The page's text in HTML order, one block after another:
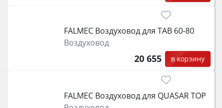
FALMEC Воздуховод для TAB 60-80
Воздуховод
20 655 в корзину
FALMEC Воздуховод для QUASAR TOP